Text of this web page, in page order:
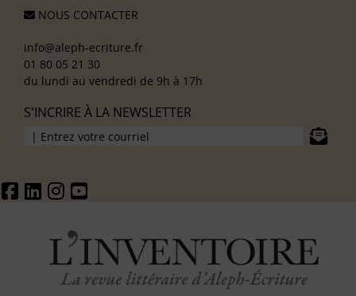
NOUS CONTACTER
info@aleph-ecriture.fr
01 80 05 21 30
du lundi au vendredi de 9h à 17h
S'INCRIRE À LA NEWSLETTER